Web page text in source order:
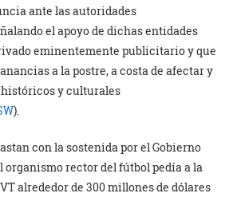
ante las autoridades
el apoyo de dichas entidades
eminentemente publicitario y que
a la postre, a costa de afectar y
y culturales
).
con la sostenida por el Gobierno
organismo rector del fútbol pedía a la
alrededor de 300 millones de dólares